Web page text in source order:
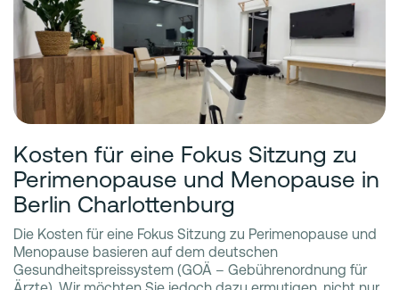
Kosten für eine Fokus Sitzung zu
Perimenopause und Menopause in
Berlin Charlottenburg
Die Kosten für eine Fokus Sitzung zu Perimenopause und
Menopause basieren auf dem deutschen
Gesundheitspreissystem (GOÄ – Gebührenordnung für